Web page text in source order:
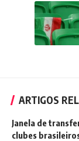
ARTIGOS
Janela de
clubes